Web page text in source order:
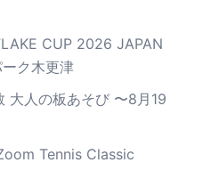
CUP 2026 JAPAN
ク木更津
大人の板あそび 〜8月19
Tennis Classic